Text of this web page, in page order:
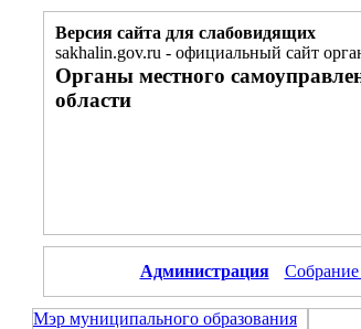
Версия сайта для слабовидящих
sakhalin.gov.ru - официальный сайт
Органы местного
области
Администрация Собрание
Мэр муниципального образования